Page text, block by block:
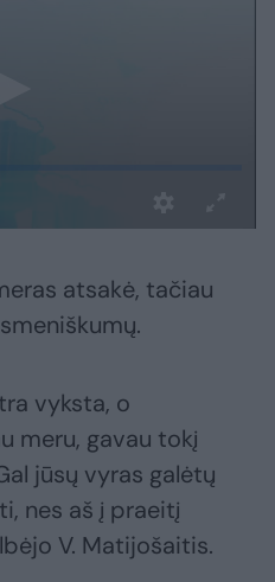
atsakė, tačiau
vyksta, o
meru, gavau tokį
jūsų vyras galėtų
nes aš į praeitį
V. Matijošaitis.